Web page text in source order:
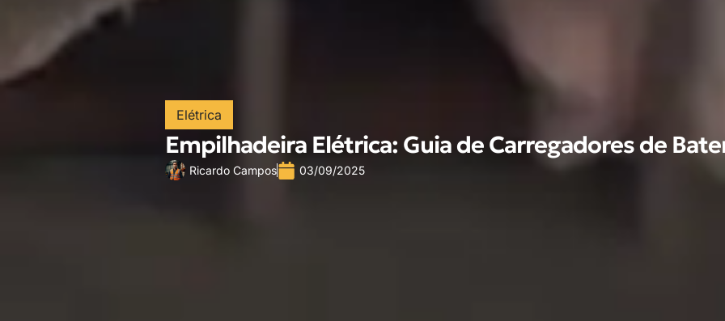
Elétrica
Empilhadeira Elétrica: Guia de Carregadores de
Ricardo Campos 03/09/2025